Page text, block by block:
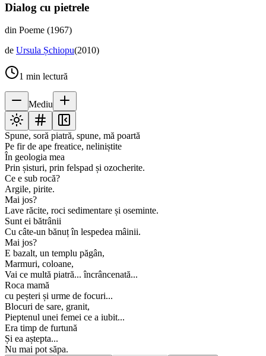
Dialog cu pietrele
din Poeme (1967)
de Ursula Șchiopu(2010)
1 min lectură
Mediu
Spune, soră piatră, spune, mă poartă
Pe fir de ape freatice, neliniștite
În geologia mea
Prin șisturi, prin felspad și ozocherite.
Ce e sub rocă?
Argile, pirite.
Mai jos?
Lave răcite, roci sedimentare și oseminte.
Sunt ei bătrânii
Cu câte-un bănuț în lespedea mâinii.
Mai jos?
E bazalt, un templu păgân,
Marmuri, coloane,
Vai ce multă piatră... încrâncenată...
Roca mamă
cu peșteri și urme de focuri...
Blocuri de sare, granit,
Pieptenul unei femei ce a iubit...
Era timp de furtună
Și ea aștepta...
Nu mai pot săpa.